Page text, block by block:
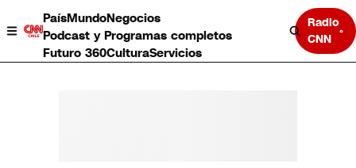
PaísMundoNegocios
Podcast y Programas completos
Futuro 360CulturaServicios
Radio
CNN